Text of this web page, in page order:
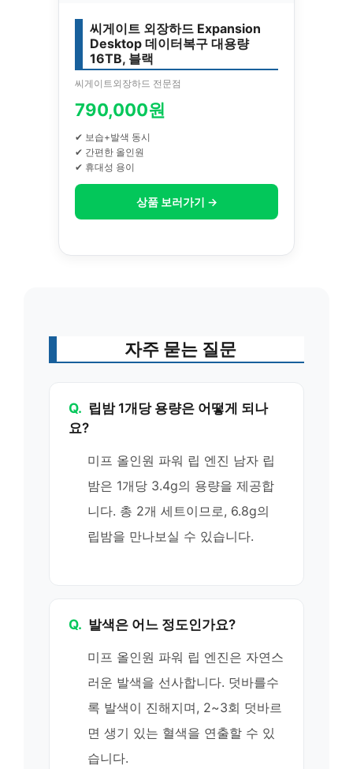
씨게이트 외장하드 Expansion
Desktop 데이터복구 대용량
16TB, 블랙
씨게이트외장하드 전문점
790,000원
✔ 보습+발색 동시
✔ 간편한 올인원
✔ 휴대성 용이
상품 보러가기 →
자주 묻는 질문
Q. 립밤 1개당 용량은 어떻게 되나
요?
미프 올인원 파워 립 엔진 남자 립
밤은 1개당 3.4g의 용량을 제공합
니다. 총 2개 세트이므로, 6.8g의
립밤을 만나보실 수 있습니다.
Q. 발색은 어느 정도인가요?
미프 올인원 파워 립 엔진은 자연스
러운 발색을 선사합니다. 덧바를수
록 발색이 진해지며, 2~3회 덧바르
면 생기 있는 혈색을 연출할 수 있
습니다.